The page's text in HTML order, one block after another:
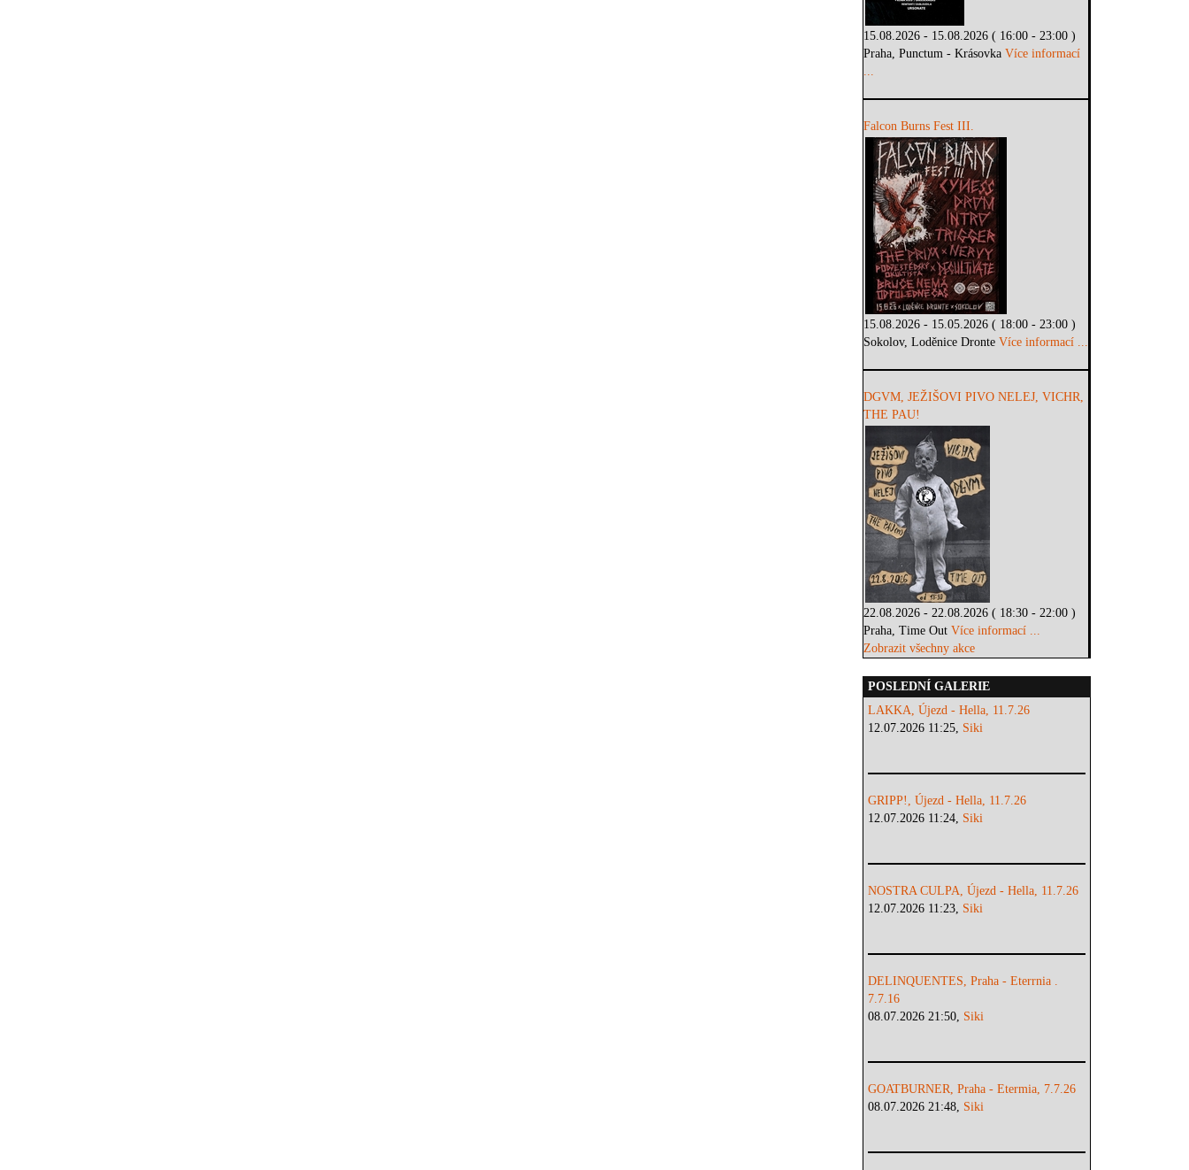
15.08.2026 - 15.08.2026 ( 16:00 - 23:00 )
Praha, Punctum - KrásovkaVíce informací
...
Falcon Burns Fest III.
15.08.2026 - 15.05.2026 ( 18:00 - 23:00 )
Sokolov, Loděnice DronteVíce informací ...
DGVM, JEŽIŠOVI PIVO NELEJ, VICHR,
THE PAU!
22.08.2026 - 22.08.2026 ( 18:30 - 22:00 )
Praha, Time OutVíce informací ...
Zobrazit všechny akce
POSLEDNÍ GALERIE
LAKKA, Újezd - Hella, 11.7.26
12.07.2026 11:25, Siki
GRIPP!, Újezd - Hella, 11.7.26
12.07.2026 11:24, Siki
NOSTRA CULPA, Újezd - Hella, 11.7.26
12.07.2026 11:23, Siki
DELINQUENTES, Praha - Eterrnia .
7.7.16
08.07.2026 21:50, Siki
GOATBURNER, Praha - Etermia, 7.7.26
08.07.2026 21:48, Siki